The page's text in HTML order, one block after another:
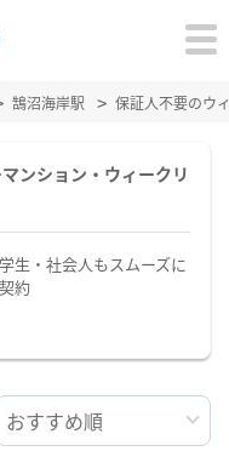
鵠沼海岸駅 保証人不要のウ
ンション・ウィークリ
学生・社会人もスムーズに
契約